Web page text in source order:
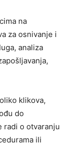
na
za osnivanje i
analiza
klikova,
do
radi o otvaranju
ili